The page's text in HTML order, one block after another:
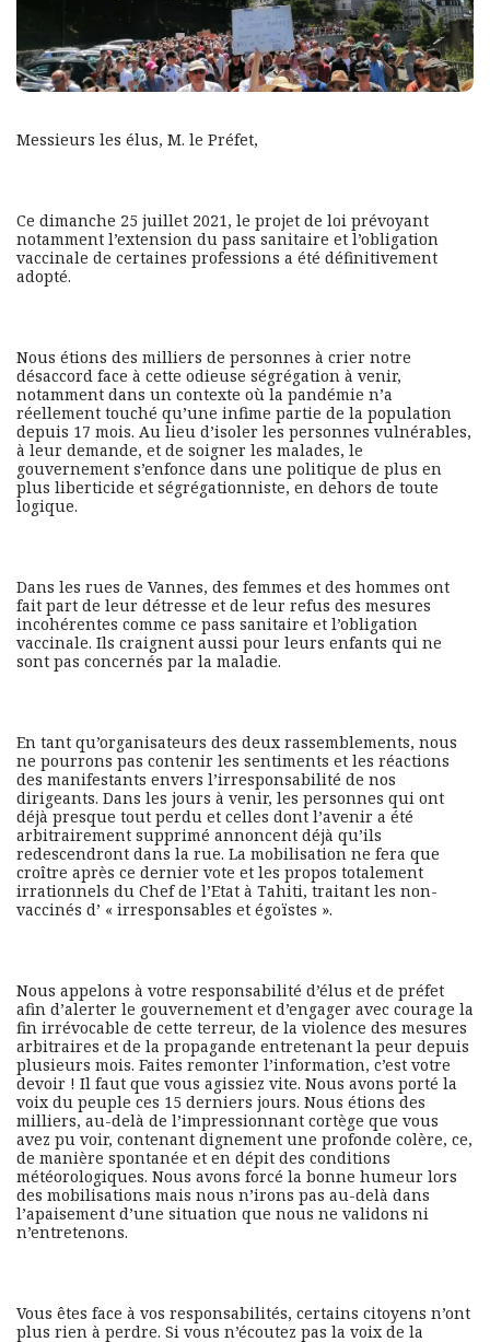
Messieurs les élus, M. le Préfet,
Ce dimanche 25 juillet 2021, le projet de loi prévoyant
notamment l’extension du pass sanitaire et l’obligation
vaccinale de certaines professions a été définitivement
adopté.
Nous étions des milliers de personnes à crier notre
désaccord face à cette odieuse ségrégation à venir,
notamment dans un contexte où la pandémie n’a
réellement touché qu’une infime partie de la population
depuis 17 mois. Au lieu d’isoler les personnes vulnérables,
à leur demande, et de soigner les malades, le
gouvernement s’enfonce dans une politique de plus en
plus liberticide et ségrégationniste, en dehors de toute
logique.
Dans les rues de Vannes, des femmes et des hommes ont
fait part de leur détresse et de leur refus des mesures
incohérentes comme ce pass sanitaire et l’obligation
vaccinale. Ils craignent aussi pour leurs enfants qui ne
sont pas concernés par la maladie.
En tant qu’organisateurs des deux rassemblements, nous
ne pourrons pas contenir les sentiments et les réactions
des manifestants envers l’irresponsabilité de nos
dirigeants. Dans les jours à venir, les personnes qui ont
déjà presque tout perdu et celles dont l’avenir a été
arbitrairement supprimé annoncent déjà qu’ils
redescendront dans la rue. La mobilisation ne fera que
croître après ce dernier vote et les propos totalement
irrationnels du Chef de l’Etat à Tahiti, traitant les non-
vaccinés d’ « irresponsables et égoïstes ».
Nous appelons à votre responsabilité d’élus et de préfet
afin d’alerter le gouvernement et d’engager avec courage la
fin irrévocable de cette terreur, de la violence des mesures
arbitraires et de la propagande entretenant la peur depuis
plusieurs mois. Faites remonter l’information, c’est votre
devoir ! Il faut que vous agissiez vite. Nous avons porté la
voix du peuple ces 15 derniers jours. Nous étions des
milliers, au-delà de l’impressionnant cortège que vous
avez pu voir, contenant dignement une profonde colère, ce,
de manière spontanée et en dépit des conditions
météorologiques. Nous avons forcé la bonne humeur lors
des mobilisations mais nous n’irons pas au-delà dans
l’apaisement d’une situation que nous ne validons ni
n’entretenons.
Vous êtes face à vos responsabilités, certains citoyens n’ont
plus rien à perdre. Si vous n’écoutez pas la voix de la